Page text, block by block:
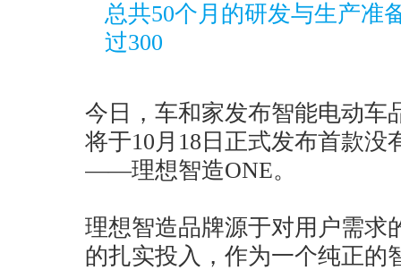
总共50个月的研发与生产准
过300
今日，车和家发布智能电动车
将于10月18日正式发布首款没
——理想智造ONE。
理想智造品牌源于对用户需求
的扎实投入，作为一个纯正的